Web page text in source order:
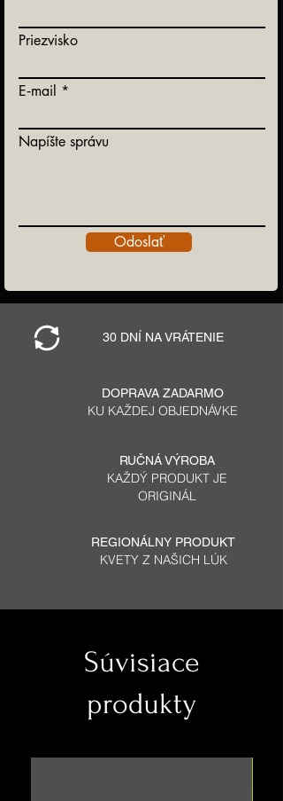
Priezvisko
E‑mail
Napíšte správu
Odoslať
30 DNÍ NA VRÁTENIE
DOPRAVA ZADARMO
KU KAŽDEJ OBJEDNÁVKE
RUČNÁ VÝROBA
KAŽDÝ PRODUKT JE
ORIGINÁL
REGIONÁLNY PRODUKT
KVETY Z NAŠICH LÚK
Súvisiace
produkty